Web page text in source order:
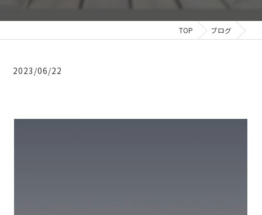
TOP ブログ
2023/06/22